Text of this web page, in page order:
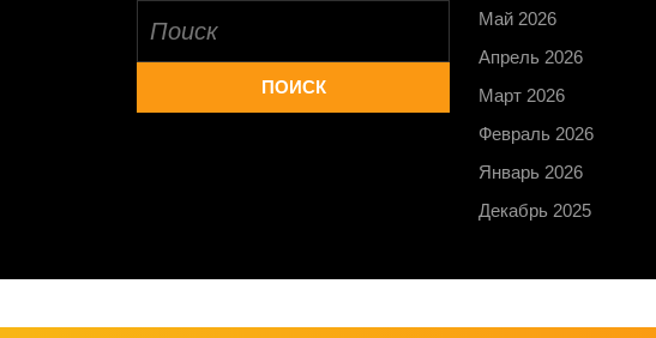
Май 2026
Апрель 2026
Март 2026
Февраль 2026
Январь 2026
Декабрь 2025